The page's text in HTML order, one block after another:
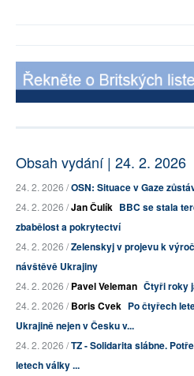
Obsah vydání | 24. 2. 2026
24. 2. 2026 /OSN: Situace v Gaze
24. 2. 2026 /Jan Čulík BBC se stala
zbabělost a pokrytectví
24. 2. 2026 /Zelenskyj v projevu k
návštěvě Ukrajiny
24. 2. 2026 /Pavel Veleman Čtyři roky
24. 2. 2026 /Boris Cvek Po čtyřech
Ukrajině nejen v Česku v...
24. 2. 2026 /TZ - Solidarita slábne.
letech války ...